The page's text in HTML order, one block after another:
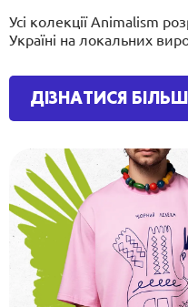
Усі колекції Animalism
Україні на локальних
ДІЗНАТИСЯ